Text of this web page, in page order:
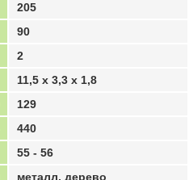
205
90
2
11,5 х 3,3 х 1,8
129
440
55 - 56
металл, дерево